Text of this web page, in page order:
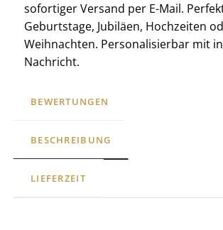
sofortiger Versand per E-Mail.
Geburtstage, Jubiläen, Hochzeiten
Weihnachten. Personalisierbar mit
Nachricht.
BEWERTUNGEN
BESCHREIBUNG
LIEFERZEIT